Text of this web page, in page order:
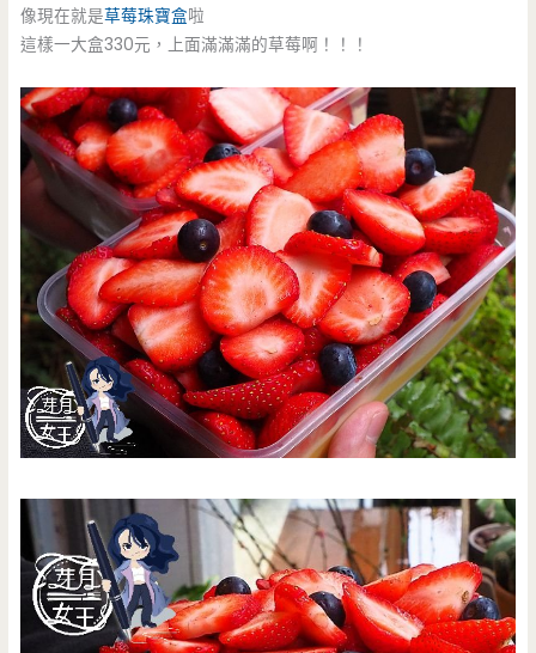
像現在就是草莓珠寶盒啦
這樣一大盒330元，上面滿滿滿的草莓啊！！！